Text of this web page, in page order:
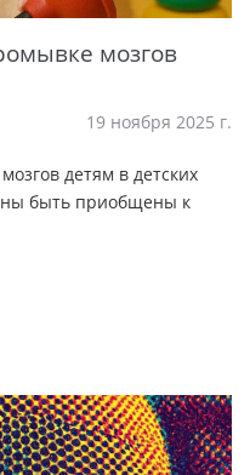
мозгов
19 ноября 2025 г.
детям в детских
быть приобщены к